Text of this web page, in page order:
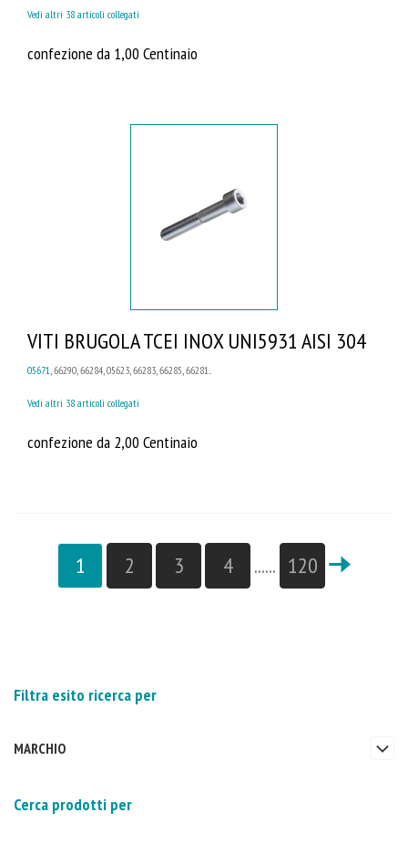
Vedi altri 38 articoli collegati
confezione da 1,00 Centinaio
VITI BRUGOLA TCEI INOX UNI5931 AISI 304
05671, 66290, 66284, 05623, 66283, 66285, 66281...
Vedi altri 38 articoli collegati
confezione da 2,00 Centinaio
1 2 3 4 ...... 120
Filtra esito ricerca per
MARCHIO
Cerca prodotti per